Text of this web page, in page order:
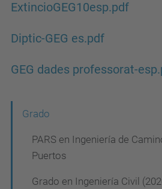
ExtincioGEG10esp.pdf
Diptic-GEG es.pdf
GEG dades professorat-
Grado
PARS en Ingeniería de
Puertos
Grado en Ingeniería Civil